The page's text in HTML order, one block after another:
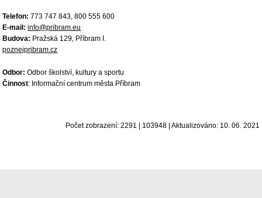
Telefon: 773 747 843, 800 555 600
E-mail: info@pribram.eu
Budova: Pražská 129, Příbram I.
poznejpribram.cz
Odbor: Odbor školství, kultury a sportu
Činnost: Informační centrum města Příbram
Počet zobrazení: 2291 | 103948 | Aktualizováno: 10. 06. 2021